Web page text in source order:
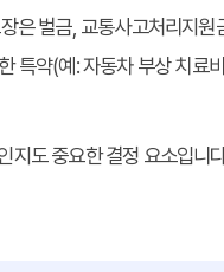
은 벌금, 교통사고처리지
특약(예: 자동차 부상 치료
지도 중요한 결정 요소입니